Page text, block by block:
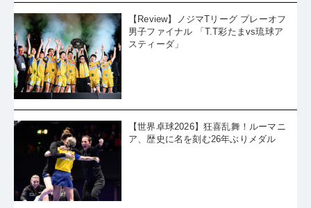
【Review】ノジマTリーグ プレーオフ
男子ファイナル 「T.T彩たまvs琉球ア
スティーダ」
【世界卓球2026】狂喜乱舞！ルーマニ
ア、歴史に名を刻む26年ぶりメダル